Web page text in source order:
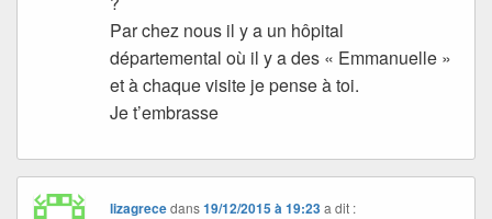
Par chez nous il y a un hôpital
départemental où il y a des « Emmanuelle »
et à chaque visite je pense à toi.
Je t’embrasse
lizagrecedans19/12/2015 à 19:23 a dit :